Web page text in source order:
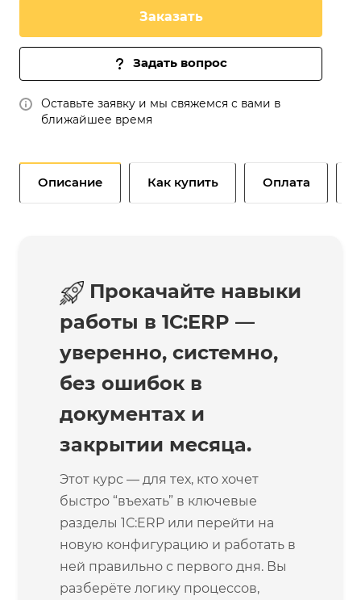
Заказать
Задать вопрос
Оставьте заявку и мы свяжемся с вами в
ближайшее время
Описание Как купить Оплата
Прокачайте навыки
работы в 1С:ERP —
уверенно, системно,
без ошибок в
документах и
закрытии месяца.
Этот курс — для тех, кто хочет
быстро “въехать” в ключевые
разделы 1С:ERP или перейти на
новую конфигурацию и работать в
ней правильно с первого дня. Вы
разберёте логику процессов,